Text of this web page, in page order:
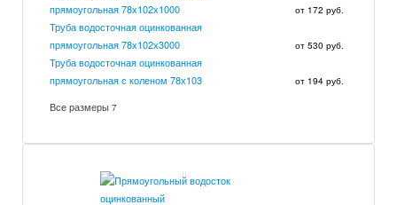
прямоугольная 78х102х1000
от 172 руб.
Труба водосточная оцинкованная
прямоугольная 78х102х3000
от 530 руб.
Труба водосточная оцинкованная
прямоугольная с коленом 78х103
от 194 руб.
Все размеры 7